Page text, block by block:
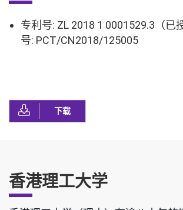
专利号: ZL 2018 1 0001529.3（已
号: PCT/CN2018/125005
下载
香港理工大学